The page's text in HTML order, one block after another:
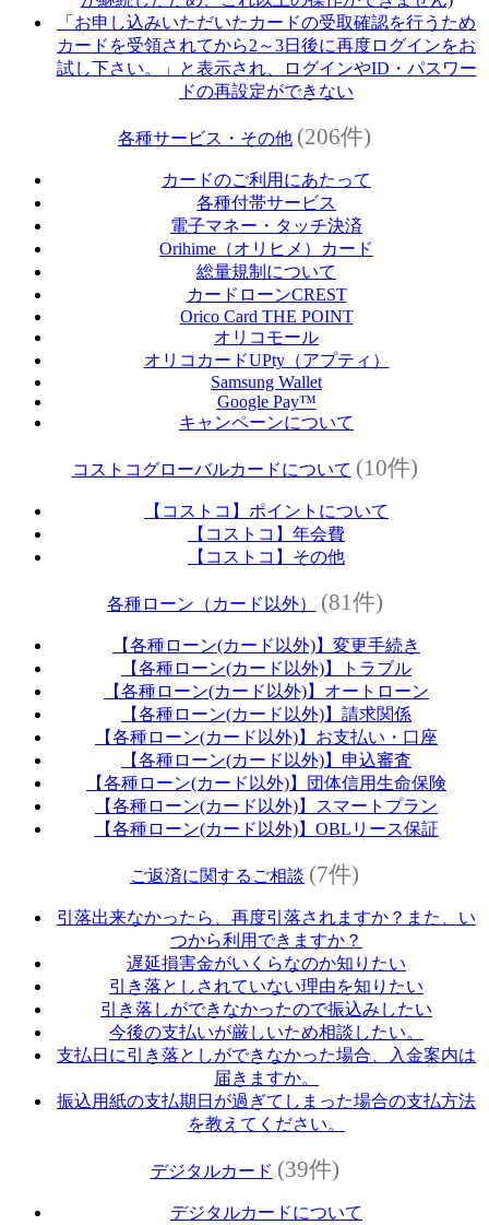
「お申し込みいただいたカードの受取確認を行うため
カードを受領されてから2～3日後に再度ログインをお
試し下さい。」と表示され、ログインやID・パスワー
ドの再設定ができない
各種サービス・その他 (206件)
カードのご利用にあたって
各種付帯サービス
電子マネー・タッチ決済
Orihime（オリヒメ）カード
総量規制について
カードローンCREST
Orico Card THE POINT
オリコモール
オリコカードUPty（アプティ）
Samsung Wallet
Google Pay™
キャンペーンについて
コストコグローバルカードについて (10件)
【コストコ】ポイントについて
【コストコ】年会費
【コストコ】その他
各種ローン（カード以外） (81件)
【各種ローン(カード以外)】変更手続き
【各種ローン(カード以外)】トラブル
【各種ローン(カード以外)】オートローン
【各種ローン(カード以外)】請求関係
【各種ローン(カード以外)】お支払い・口座
【各種ローン(カード以外)】申込審査
【各種ローン(カード以外)】団体信用生命保険
【各種ローン(カード以外)】スマートプラン
【各種ローン(カード以外)】OBLリース保証
ご返済に関するご相談 (7件)
引落出来なかったら、再度引落されますか？また、い
つから利用できますか？
遅延損害金がいくらなのか知りたい
引き落としされていない理由を知りたい
引き落しができなかったので振込みしたい
今後の支払いが厳しいため相談したい。
支払日に引き落としができなかった場合、入金案内は
届きますか。
振込用紙の支払期日が過ぎてしまった場合の支払方法
を教えてください。
デジタルカード (39件)
デジタルカードについて